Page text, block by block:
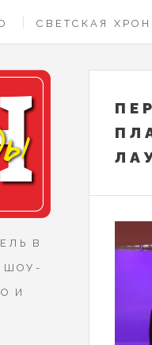
СВЕТСКАЯ
В
ШОУ-
И